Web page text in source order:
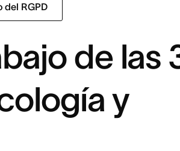
del RGPD
de las
y